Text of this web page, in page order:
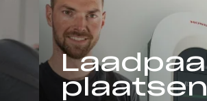
plaatsen